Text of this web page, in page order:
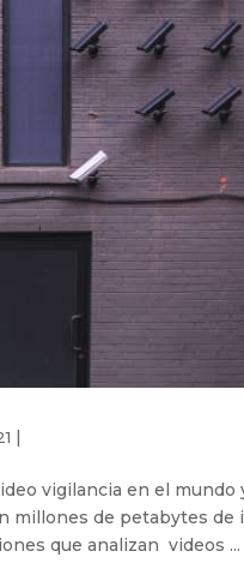
|
vigilancia en el mundo
millones de petabytes de
que analizan videos ...